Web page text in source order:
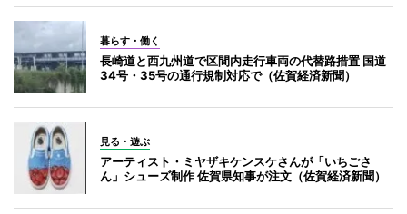
暮らす・働く
長崎道と西九州道で区間内走行車両の代替路措置 国道
34号・35号の通行規制対応で（佐賀経済新聞）
見る・遊ぶ
アーティスト・ミヤザキケンスケさんが「いちごさ
ん」シューズ制作 佐賀県知事が注文（佐賀経済新聞）